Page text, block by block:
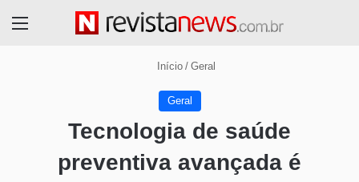
Início / Geral
Geral
Tecnologia de saúde
preventiva avançada é